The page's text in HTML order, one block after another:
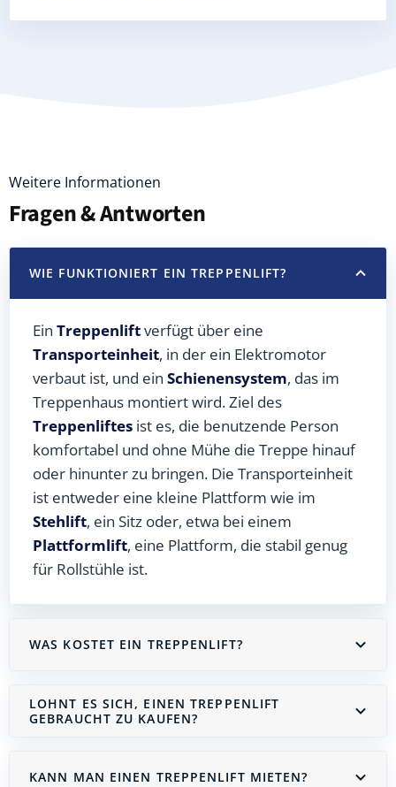
Weitere Informationen
Fragen & Antworten
WIE FUNKTIONIERT EIN TREPPENLIFT?
Ein Treppenliftverfügt über eine
Transporteinheit, in der ein Elektromotor
verbaut ist, und ein Schienensystem, das im
Treppenhaus montiert wird. Ziel des
Treppenliftes ist es, die benutzende Person
komfortabel und ohne Mühe die Treppe hinauf
oder hinunter zu bringen. Die Transporteinheit
ist entweder eine kleine Plattform wie im
Stehlift, ein Sitz oder, etwa bei einem
Plattformlift, eine Plattform, die stabil genug
für Rollstühle ist.
WAS KOSTET EIN TREPPENLIFT?
LOHNT ES SICH, EINEN TREPPENLIFT
GEBRAUCHT ZU KAUFEN?
KANN MAN EINEN TREPPENLIFT MIETEN?